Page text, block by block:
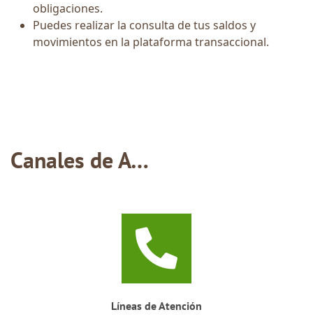
obligaciones.
Puedes realizar la consulta de tus saldos y
movimientos en la plataforma transaccional.
Canales de Atención
Líneas de Atención